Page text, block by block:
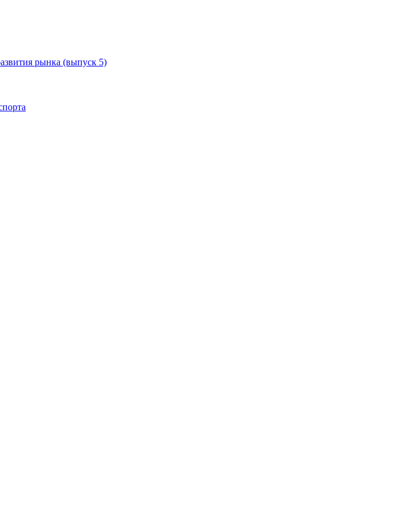
рынка (выпуск 5)